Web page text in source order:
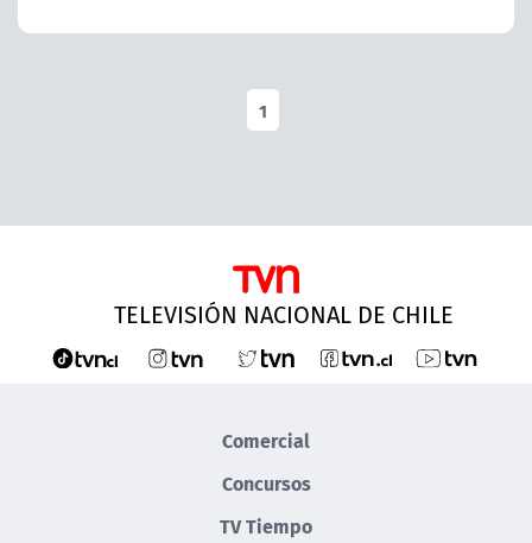
1
TELEVISIÓN NACIONAL DE CHILE
Comercial
Concursos
TV Tiempo